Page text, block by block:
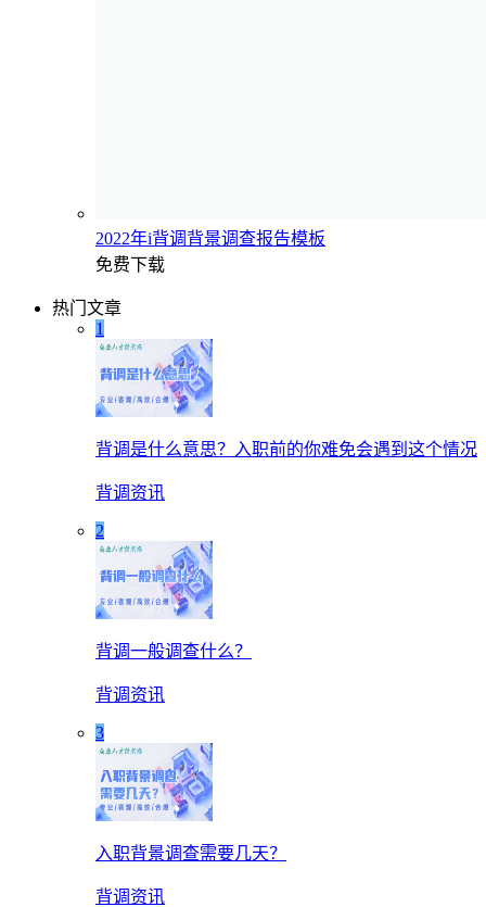
2022年i背调背景调查报告模板
免费下载
热门文章
1
背调是什么意思？入职前的你难免会遇到这个情况
背调资讯
2
背调一般调查什么？
背调资讯
3
入职背景调查需要几天？
背调资讯